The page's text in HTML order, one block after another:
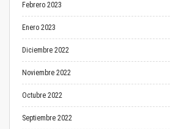
Febrero 2023
Enero 2023
Diciembre 2022
Noviembre 2022
Octubre 2022
Septiembre 2022